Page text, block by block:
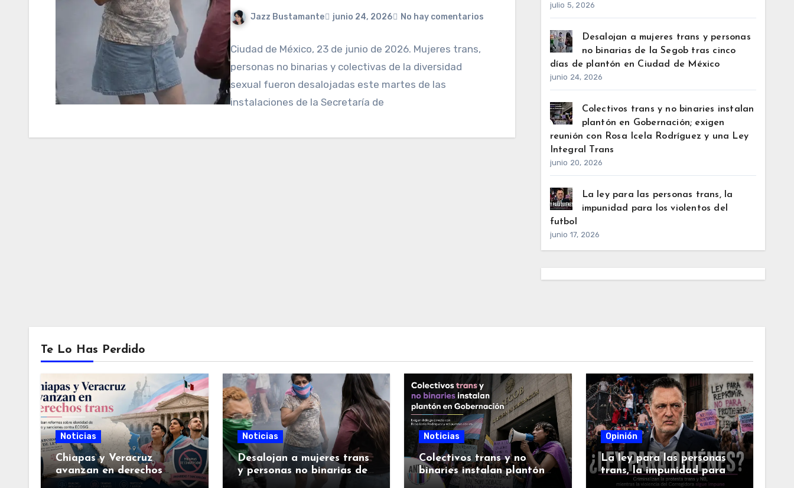
Jazz Bustamante junio 24, 2026 No hay comentarios
Ciudad de México, 23 de junio de 2026. Mujeres trans,
personas no binarias y colectivas de la diversidad
sexual fueron desalojadas este martes de las
instalaciones de la Secretaría de
julio 5, 2026
Desalojan a mujeres trans y personas
no binarias de la Segob tras cinco
días de plantón en Ciudad de México
junio 24, 2026
Colectivos trans y no binaries instalan
plantón en Gobernación; exigen
reunión con Rosa Icela Rodríguez y una Ley
Integral Trans
junio 20, 2026
La ley para las personas trans, la
impunidad para los violentos del
futbol
junio 17, 2026
Te Lo Has Perdido
Noticias
Chiapas y Veracruz
avanzan en derechos
LGBTIQ+: aprueban
Noticias
Desalojan a mujeres trans
y personas no binarias de
la Segob tras cinco días
Noticias
Colectivos trans y no
binaries instalan plantón
en Gobernación; exigen
Opinión
La ley para las personas
trans, la impunidad para
los violentos del futbol